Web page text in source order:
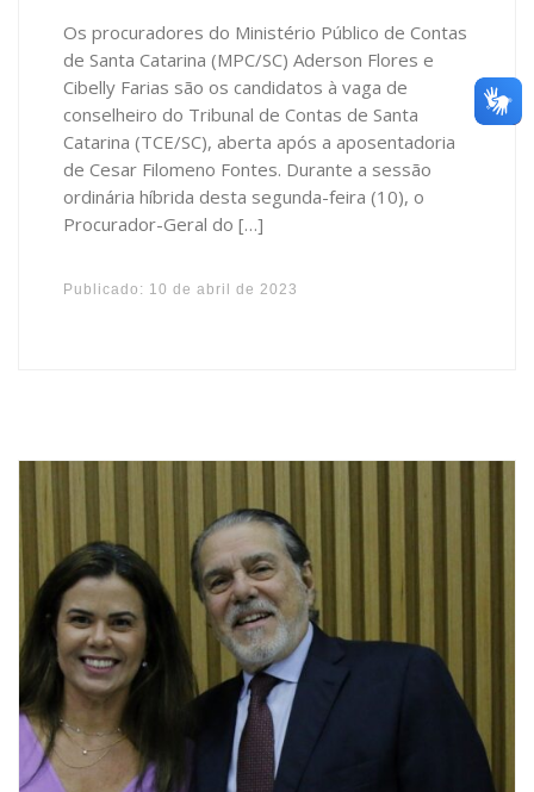
Os procuradores do Ministério Público de Contas
de Santa Catarina (MPC/SC) Aderson Flores e
Cibelly Farias são os candidatos à vaga de
conselheiro do Tribunal de Contas de Santa
Catarina (TCE/SC), aberta após a aposentadoria
de Cesar Filomeno Fontes. Durante a sessão
ordinária híbrida desta segunda-feira (10), o
Procurador-Geral do […]
Publicado: 10 de abril de 2023